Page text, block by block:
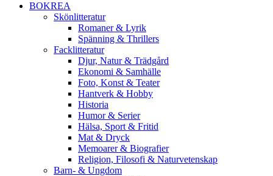
BOKREA
Skönlitteratur
Romaner & Lyrik
Spänning & Thrillers
Facklitteratur
Djur, Natur & Trädgård
Ekonomi & Samhälle
Foto, Konst & Teater
Hantverk & Hobby
Historia
Humor & Serier
Hälsa, Sport & Fritid
Mat & Dryck
Memoarer & Biografier
Religion, Filosofi & Naturvetenskap
Barn- & Ungdom